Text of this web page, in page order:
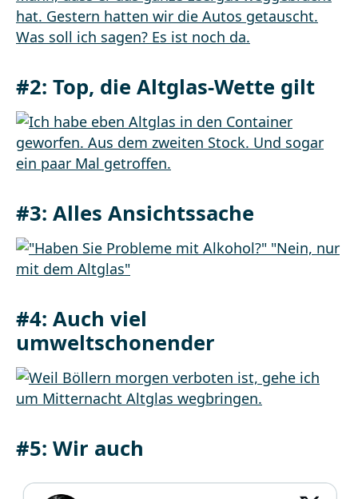
#2: Top, die Altglas-Wette gilt
#3: Alles Ansichtssache
#4: Auch viel
umweltschonender
#5: Wir auch